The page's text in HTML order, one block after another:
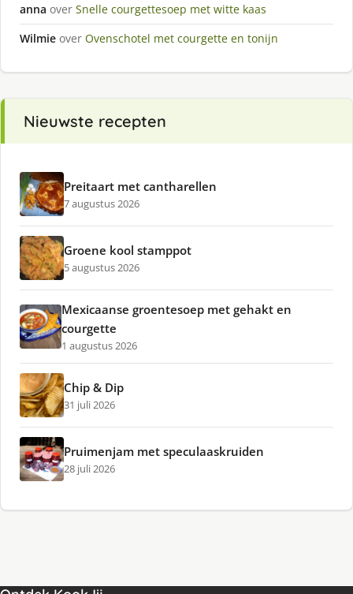
anna over Snelle courgettesoep met witte kaas
Wilmie over Ovenschotel met courgette en tonijn
Nieuwste recepten
Preitaart met cantharellen
7 augustus 2026
Groene kool stamppot
5 augustus 2026
Mexicaanse groentesoep met gehakt en
courgette
1 augustus 2026
Chip & Dip
31 juli 2026
Pruimenjam met speculaaskruiden
28 juli 2026